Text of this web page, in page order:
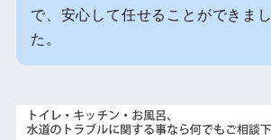
で、安心して任せることができまし
た。